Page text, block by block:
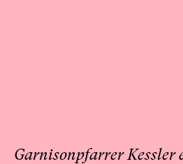
Garnisonpfarrer Kessler